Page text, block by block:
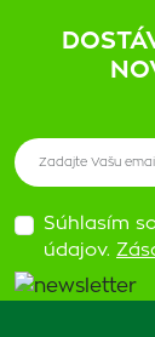
Súhlasím
údajov.